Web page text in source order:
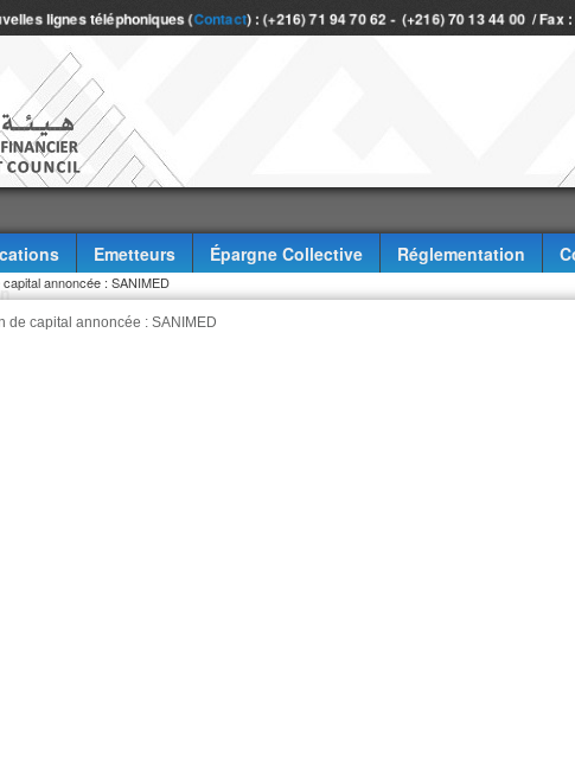
lignes téléphoniques (Contact) : (+216) 71 94 70 62 - (+216) 70 13 44 00 / Fax
Emetteurs Épargne Collective Réglementation
annoncée : SANIMED
de capital annoncée : SANIMED